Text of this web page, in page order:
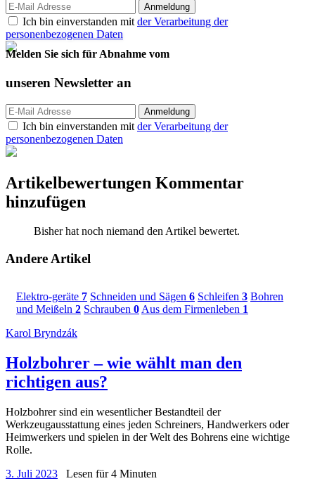
Ich bin einverstanden mit der Verarbeitung der
personenbezogenen Daten
Melden Sie sich für Abnahme vom
unseren Newsletter an
Ich bin einverstanden mit der Verarbeitung der
personenbezogenen Daten
Artikelbewertungen Kommentar
hinzufügen
Bisher hat noch niemand den Artikel bewertet.
Andere Artikel
Elektro-geräte 7 Schneiden und Sägen 6 Schleifen 3 Bohren
und Meißeln 2 Schrauben 0 Aus dem Firmenleben 1
Karol Bryndzák
Holzbohrer – wie wählt man den
richtigen aus?
Holzbohrer sind ein wesentlicher Bestandteil der
Werkzeugausstattung eines jeden Schreiners, Handwerkers oder
Heimwerkers und spielen in der Welt des Bohrens eine wichtige
Rolle.
3. Juli 2023
Lesen für 4 Minuten